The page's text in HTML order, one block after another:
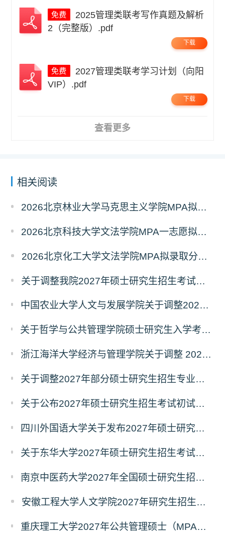
2（完整版）.pdf
下载
VIP）.pdf
下载
查看更多
相关阅读
2026北京林业大学马克思主义学院MPA拟录取分析解读
2026北京科技大学文法学院MPA一志愿拟录取分析解读
2026北京化工大学文法学院MPA拟录取分析解读
关于调整我院2027年硕士研究生招生考试科目及参考书的通知
中国农业大学人文与发展学院关于调整2027年硕士研究生招生考试初试科目的通知
关于哲学与公共管理学院硕士研究生入学考试（初试） 考试科目及参考书目变更的通知（二）
浙江海洋大学经济与管理学院关于调整 2027年硕士研究生招生考试初试科目的公告
关于调整2027年部分硕士研究生招生专业初试考试科目的公告（持续更新中）
关于公布2027年硕士研究生招生考试初试自命题科目考试大纲的通知
四川外国语大学关于发布2027年硕士研究生招生考试自命题科目大纲的公告
关于东华大学2027年硕士研究生招生考试（初试）招生目录拟调整公告（一）
南京中医药大学2027年全国硕士研究生招生考试初试自命题科目考试内容及参考书目
安徽工程大学人文学院2027年研究生招生简章
重庆理工大学2027年公共管理硕士（MPA）专业学位研究生（双证）报考